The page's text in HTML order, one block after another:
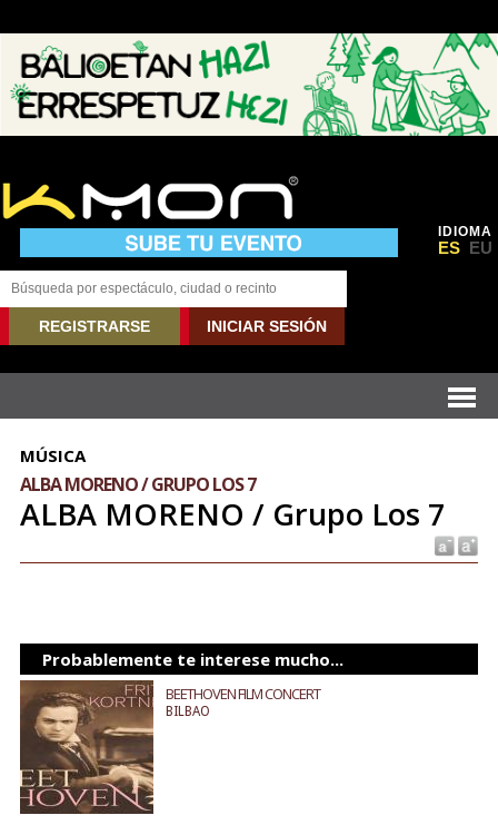
IDIOMA
ES EU
REGISTRARSE INICIAR SESIÓN
MÚSICA
ALBA MORENO / GRUPO LOS 7
ALBA MORENO / Grupo Los 7
Probablemente te interese mucho...
BEETHOVEN FILM CONCERT
BILBAO